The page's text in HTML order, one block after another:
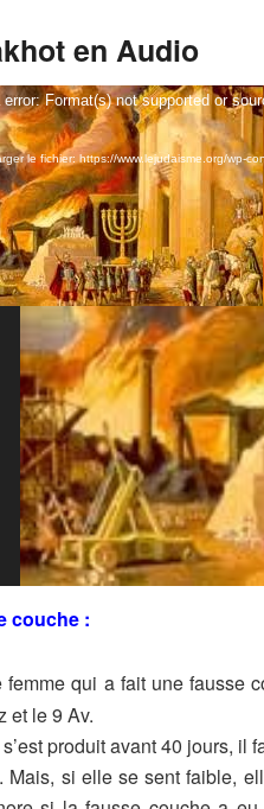
en Audio
error: Format(s) not supported or
le fichier: https://www.lejudaisme.org/wp-
couche :
femme qui a fait une fausse
et le 9 Av.
produit avant 40 jours, il
Mais, si elle se sent faible,